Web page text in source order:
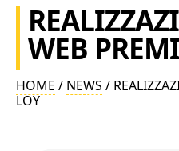
WEB
HOME / NEWS /
LOY